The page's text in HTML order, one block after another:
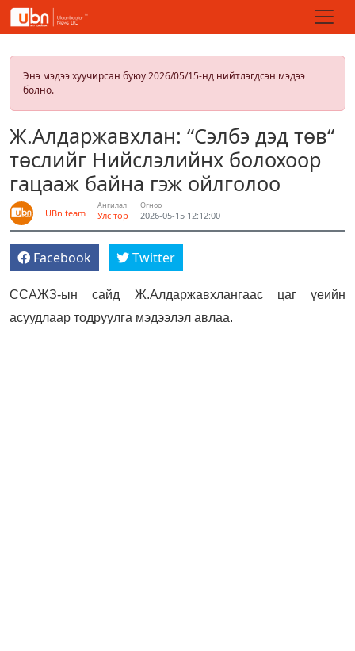
Энэ мэдээ хуучирсан буюу 2026/05/15-нд нийтлэгдсэн мэдээ
болно.
Ж.Алдаржавхлан: “Сэлбэ дэд төв“
төслийг Нийслэлийнх болохоор
гацааж байна гэж ойлголоо
UBn team
Ангилал
Улс төр
Огноо
2026-05-15 12:12:00
Facebook Twitter
ССАЖЗ-ын сайд Ж.Алдаржавхлангаас цаг үеийн
асуудлаар тодруулга мэдээлэл авлаа.